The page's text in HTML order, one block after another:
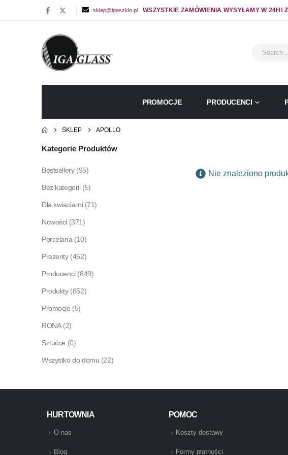
sklep@igaszklo.pl WSZYSTKIE ZAMÓWIENIA WYSYŁAMY W 24H!
PROMOCJE PRODUCENCI
SKLEP APOLLO
Nie znaleziono
Kategorie Produktów
Bestsellery (95)
Bez kategorii (5)
Dla kwiaciarni (71)
Nowości (371)
Porcelana (10)
Prezenty (452)
Producenci (849)
Produkty (852)
Promocje (5)
RONA (2)
Sztućce (0)
Wszystko do domu (22)
HURTOWNIA
O nas
Blog
POMOC
Koszty dostawy
Formy płatności